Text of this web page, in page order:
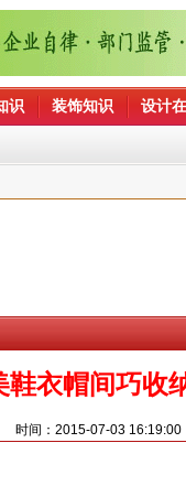
识 装饰知识 设计
鞋衣帽间巧收
时间：2015-07-03